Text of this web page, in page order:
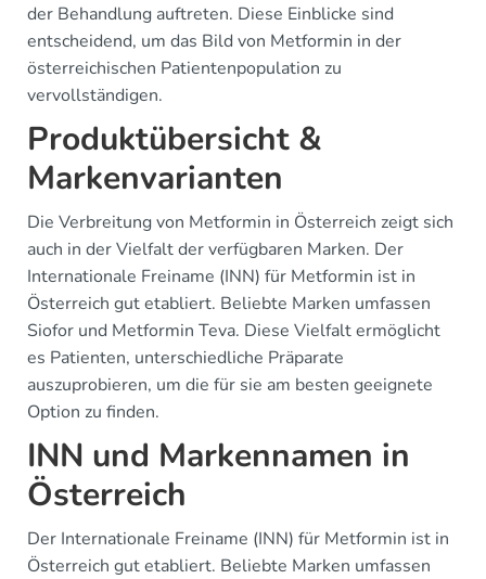
der Behandlung auftreten. Diese Einblicke sind
entscheidend, um das Bild von Metformin in der
österreichischen Patientenpopulation zu
vervollständigen.
Produktübersicht &
Markenvarianten
Die Verbreitung von Metformin in Österreich zeigt sich
auch in der Vielfalt der verfügbaren Marken. Der
Internationale Freiname (INN) für Metformin ist in
Österreich gut etabliert. Beliebte Marken umfassen
Siofor und Metformin Teva. Diese Vielfalt ermöglicht
es Patienten, unterschiedliche Präparate
auszuprobieren, um die für sie am besten geeignete
Option zu finden.
INN und Markennamen in
Österreich
Der Internationale Freiname (INN) für Metformin ist in
Österreich gut etabliert. Beliebte Marken umfassen